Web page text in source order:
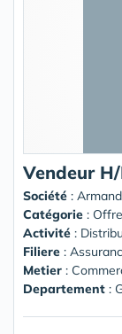
Vendeur
Société :
Catégorie :
Activité :
Filiere :
Metier :
Departement :